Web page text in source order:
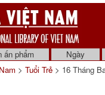
ấn phẩm
Ngày
> Tuổi Trẻ > 16 Tháng